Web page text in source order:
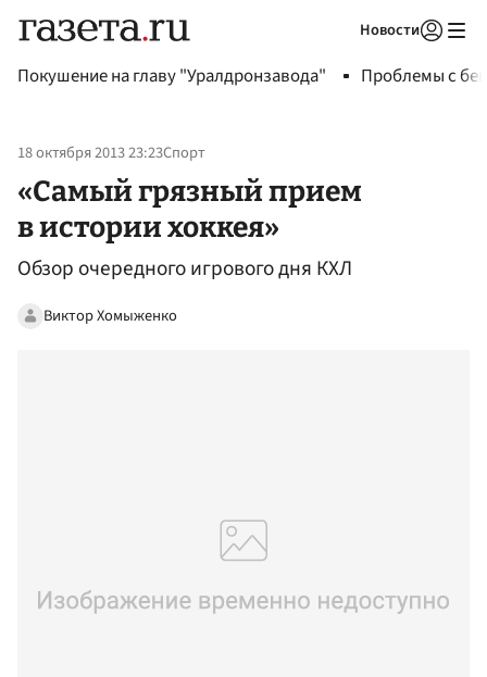
Новости
Покушение на главу "Уралдронзавода" Проблемы с
18 октября 2013 23:23Спорт
«Самый грязный прием
в истории хоккея»
Обзор очередного игрового дня КХЛ
Виктор Хомыженко